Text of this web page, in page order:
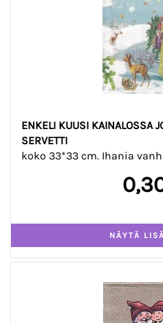
ENKELI KUUSI KAINALOSSA
SERVETTI
koko 33*33 cm. Ihania